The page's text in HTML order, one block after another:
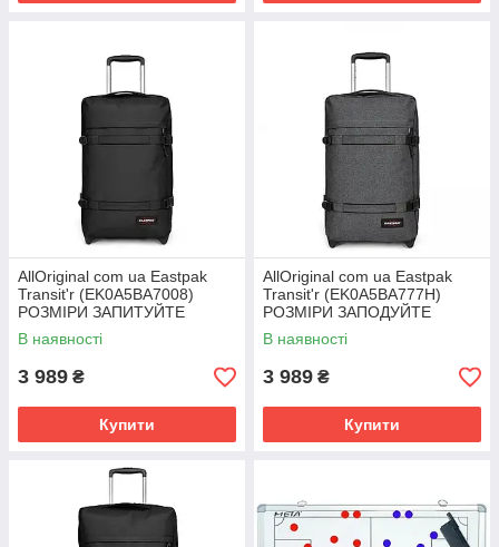
AllOriginal com ua Eastpak
Transit'r (EK0A5BA7008)
РОЗМІРИ ЗАПИТУЙТЕ
В наявності
3 989 ₴
Купити
AllOriginal com ua Eastpak
Transit'r (EK0A5BA777H)
РОЗМІРИ ЗАПОДУЙТЕ
В наявності
3 989 ₴
Купити